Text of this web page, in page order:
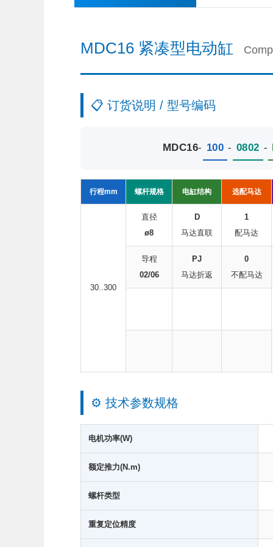
MDC16 紧凑型电动缸
📋 订货说明 / 型号编码
MDC16- 100 - 0802 -
行程mm 螺杆规格 电缸结构 选配马达
30..300
直径
ø8
D
马达直联
1
配马达
导程
02/06
PJ
马达折返
0
不配马达
⚙️ 技术参数规格
电机功率(W)
额定推力(N.m)
螺杆类型
重复定位精度